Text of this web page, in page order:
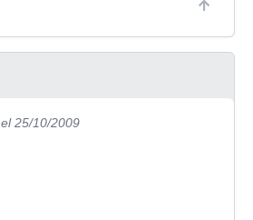
el 25/10/2009